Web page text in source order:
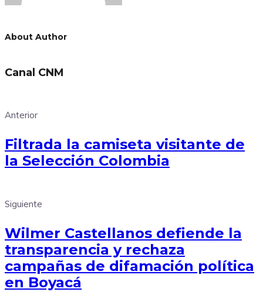
About Author
Canal CNM
Anterior
Filtrada la camiseta visitante de
la Selección Colombia
Siguiente
Wilmer Castellanos defiende la
transparencia y rechaza
campañas de difamación política
en Boyacá